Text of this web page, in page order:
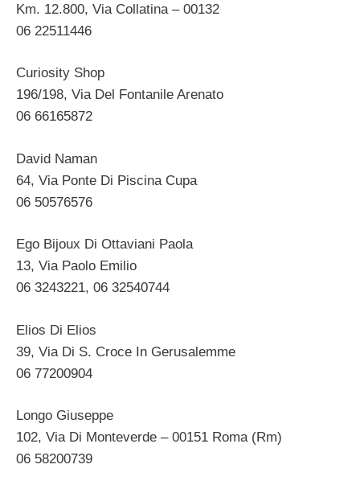
Km. 12.800, Via Collatina – 00132
06 22511446
Curiosity Shop
196/198, Via Del Fontanile Arenato
06 66165872
David Naman
64, Via Ponte Di Piscina Cupa
06 50576576
Ego Bijoux Di Ottaviani Paola
13, Via Paolo Emilio
06 3243221, 06 32540744
Elios Di Elios
39, Via Di S. Croce In Gerusalemme
06 77200904
Longo Giuseppe
102, Via Di Monteverde – 00151 Roma (Rm)
06 58200739